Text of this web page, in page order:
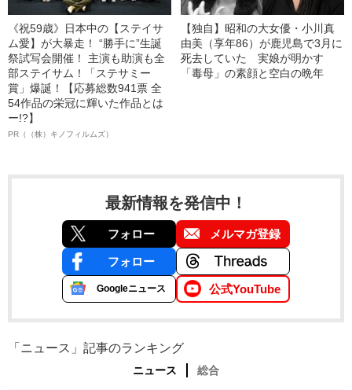
《祝59歳》日本中の【ステイサ
ム愛】が大暴走！ “勝手に”生誕
祭試写会開催！ 主演も助演も全
部ステイサム！「ステサミー
賞」爆誕！【応募総数941票 全
54作品の栄冠に輝いた作品とは
ー!?】
PR（（株）キノフィルムズ）
【独自】昭和の大女優・小川真
由美（享年86）が鹿児島で3月に
死去していた 実娘が明かす
「毒母」の素顔と空白の晩年
最新情報を発信中！
フォロー メルマガ登録
フォロー
Googleニュース 公式YouTube
「ニュース」記事のランキング
ニュース 総合